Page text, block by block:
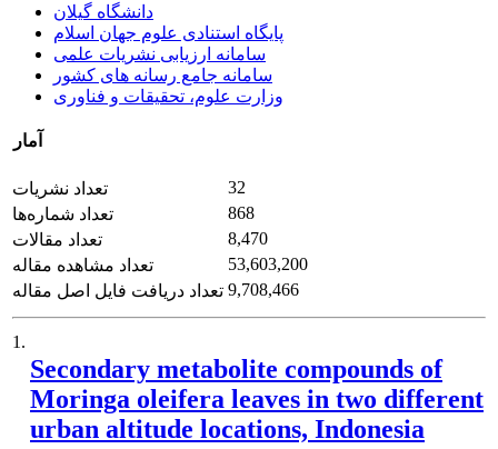
دانشگاه گیلان
پایگاه استنادی علوم جهان اسلام
سامانه ارزیابی نشریات علمی
سامانه جامع رسانه های کشور
وزارت علوم، تحقیقات و فناوری
آمار
تعداد نشریات
32
تعداد شماره‌ها
868
تعداد مقالات
8,470
تعداد مشاهده مقاله
53,603,200
تعداد دریافت فایل اصل مقاله 9,708,466
1.
Secondary metabolite compounds of
Moringa oleifera leaves in two different
urban altitude locations, Indonesia